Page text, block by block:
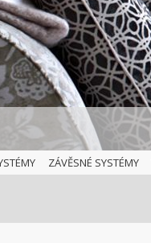
ZÁVĚSNÉ SYSTÉMY